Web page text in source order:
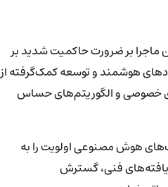
ماجرا بر ضرورت حاکمیت شدید بر
هوشمند و توسعه کمک‌گرفته از
خصوصی و الگوریتم‌های حساس
هوش مصنوعی اولویت را به
یافته‌های فنی، گسترش